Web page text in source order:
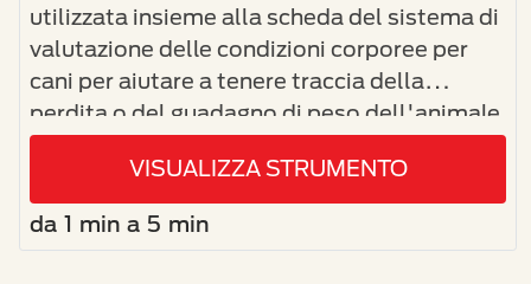
utilizzata insieme alla scheda del sistema di
valutazione delle condizioni corporee per
cani per aiutare a tenere traccia della
perdita o del guadagno di peso dell'animale
domestico.
VISUALIZZA STRUMENTO
da 1 min a 5 min